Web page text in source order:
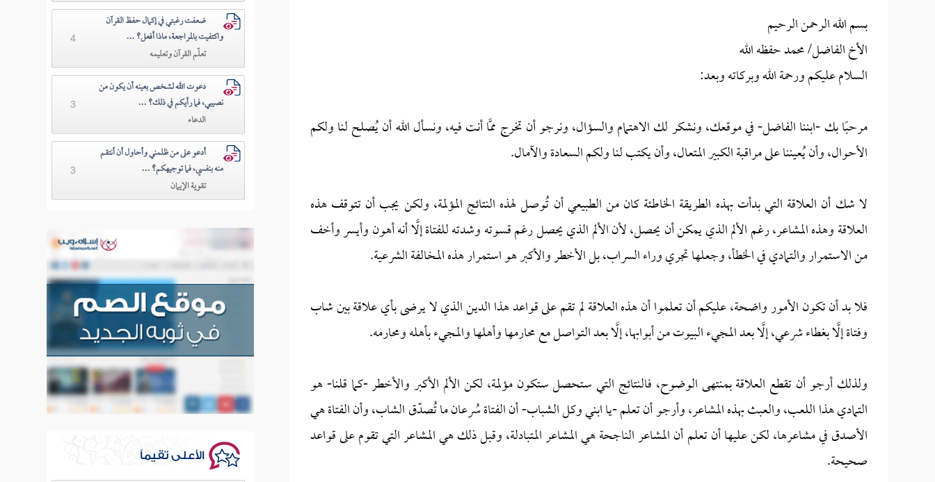
بسم الله الرحمن الرحيم
الأخ الفاضل/ محمد حفظه الله
السلام عليكم ورحمة الله وبركاته وبعد:
مرحبًا بك -ابننا الفاضل- في موقعك، ونشكر لك الاهتمام والسؤال، ونرجو أن تخرج ممَّا أنت فيه، ونسأل الله أن يُصلح لنا ولكم
الأحوال، وأن يُعيننا على مراقبة الكبير المتعال، وأن يكتب لنا ولكم السعادة والآمال.
لا شك أن العلاقة التي بدأت بهذه الطريقة الخاطئة كان من الطبيعي أن تُوصل لهذه النتائج المؤلمة، ولكن يجب أن تتوقف هذه
العلاقة وهذه المشاعر، رغم الألم الذي يمكن أن يحصل، لأن الألم الذي يحصل رغم قسوته وشدته للفتاة إلَّا أنه أهون وأيسر وأخف
من الاستمرار والتمادي في الخطأ، وجعلها تجري وراء السراب، بل الأخطر والأكبر هو استمرار هذه المخالفة الشرعية.
فلا بد أن تكون الأمور واضحة، عليكم أن تعلموا أن هذه العلاقة لم تقم على قواعد هذا الدين الذي لا يرضى بأي علاقة بين شاب
وفتاة إلَّا بغطاء شرعي، إلَّا بعد المجيء البيوت من أبوابها، إلَّا بعد التواصل مع محارمها وأهلها والمجيء بأهله ومحارمه.
ولذلك أرجو أن تقطع العلاقة بمنتهى الوضوح، فالنتائج التي ستحصل ستكون مؤلمة، لكن الألم الأكبر والأخطر -كما قلنا- هو
التمادي هذا اللعب، والعبث بهذه المشاعر، وأرجو أن تعلم -يا ابني وكل الشباب- أن الفتاة سُرعان ما تُصدّق الشاب، وأن الفتاة هي
الأصدق في مشاعرها، لكن عليها أن تعلم أن المشاعر الناجحة هي المشاعر المتبادلة، وقبل ذلك هي المشاعر التي تقوم على قواعد
صحيحة.
ضعفت رغبتي في إكمال حفظ القرآن
واكتفيت بالمراجعة، ماذا أفعل؟ ...
تعلّم القرآن وتعليمه
4
دعوت الله لشخص بعينه أن يكون من
نصيبي، فما رأيكم في ذلك؟ ...
الدعاء
3
أدعو على من ظلمني وأحاول أن أنتقم
منه بنفسي، فما توجيهكم؟ ...
تقوية الإيمان
3
الأعلى تقيماً